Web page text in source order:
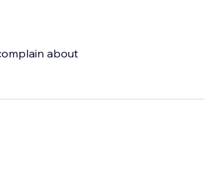
about